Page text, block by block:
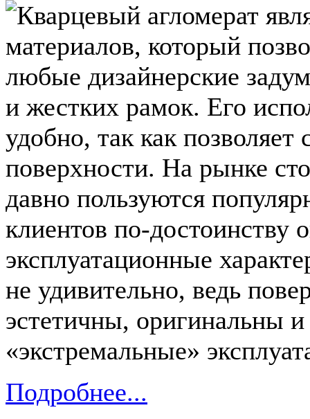
Кварцевый агломерат
материалов, который
любые дизайнерские
и жестких рамок. Его
удобно, так как позволяет
поверхности. На рынке
давно пользуются
клиентов по-достоинству
эксплуатационные
не удивительно, ведь
эстетичны, оригинальны
«экстремальные»
Подробнее...